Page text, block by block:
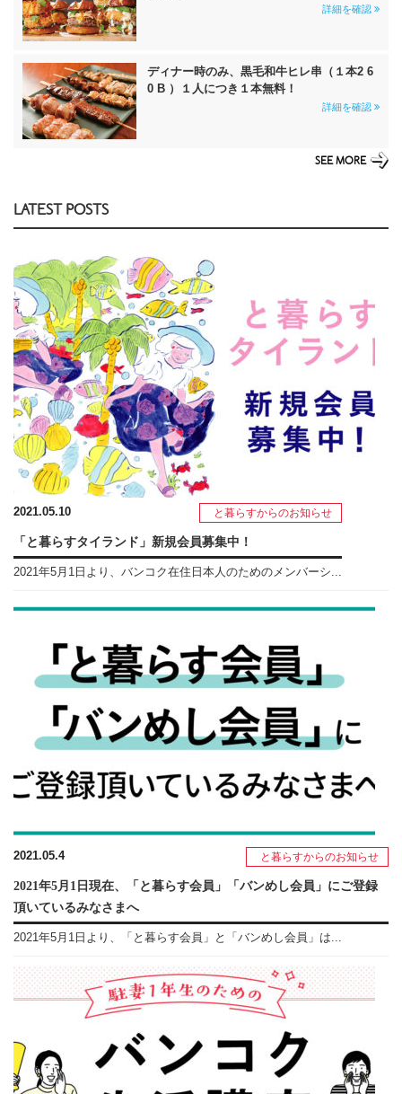
詳細を確認
ディナー時のみ、黒毛和牛ヒレ串（１本2 6
0 B ）１人につき１本無料！
詳細を確認
SEE MORE
LATEST POSTS
2021.05.10 と暮らすからのお知らせ
「と暮らすタイランド」新規会員募集中！
2021年5月1日より、バンコク在住日本人のためのメンバーシ...
2021.05.4 と暮らすからのお知らせ
2021年5月1日現在、「と暮らす会員」「バンめし会員」にご登録
頂いているみなさまへ
2021年5月1日より、「と暮らす会員」と「バンめし会員」は...